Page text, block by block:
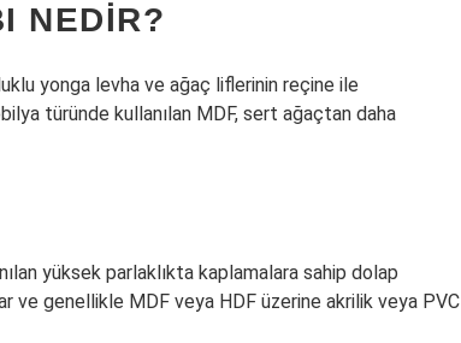
NEDIR?
yonga levha ve ağaç liflerinin reçine ile
türünde kullanılan MDF, sert ağaçtan daha
yüksek parlaklıkta kaplamalara sahip dolap
ve genellikle MDF veya HDF üzerine akrilik veya PVC